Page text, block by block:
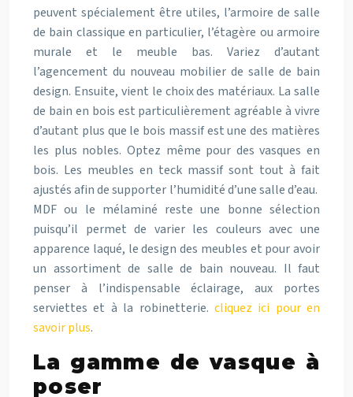
peuvent spécialement être utiles, l’armoire de salle
de bain classique en particulier, l’étagère ou armoire
murale et le meuble bas. Variez d’autant
l’agencement du nouveau mobilier de salle de bain
design. Ensuite, vient le choix des matériaux. La salle
de bain en bois est particulièrement agréable à vivre
d’autant plus que le bois massif est une des matières
les plus nobles. Optez même pour des vasques en
bois. Les meubles en teck massif sont tout à fait
ajustés afin de supporter l’humidité d’une salle d’eau.
MDF ou le mélaminé reste une bonne sélection
puisqu’il permet de varier les couleurs avec une
apparence laqué, le design des meubles et pour avoir
un assortiment de salle de bain nouveau. Il faut
penser à l’indispensable éclairage, aux portes
serviettes et à la robinetterie. cliquez ici pour en
savoir plus.
La gamme de vasque à
poser